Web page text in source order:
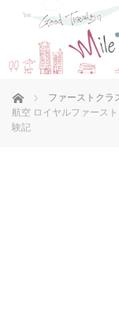
ホーム ファーストクラ
航空 ロイヤルファース
験記